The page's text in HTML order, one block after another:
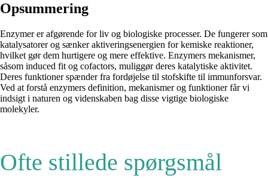
Opsummering
Enzymer er afgørende for liv og biologiske processer. De fungerer som
katalysatorer og sænker aktiveringsenergien for kemiske reaktioner,
hvilket gør dem hurtigere og mere effektive. Enzymers mekanismer,
såsom induced fit og cofactors, muliggør deres katalytiske aktivitet.
Deres funktioner spænder fra fordøjelse til stofskifte til immunforsvar.
Ved at forstå enzymers definition, mekanismer og funktioner får vi
indsigt i naturen og videnskaben bag disse vigtige biologiske
molekyler.
Ofte stillede spørgsmål